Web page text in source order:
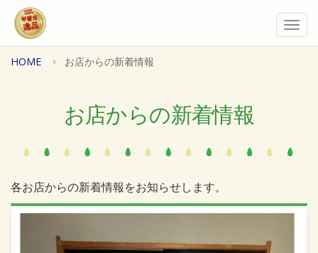
HOME お店からの新着情報
お店からの新着情報
各お店からの新着情報をお知らせします。